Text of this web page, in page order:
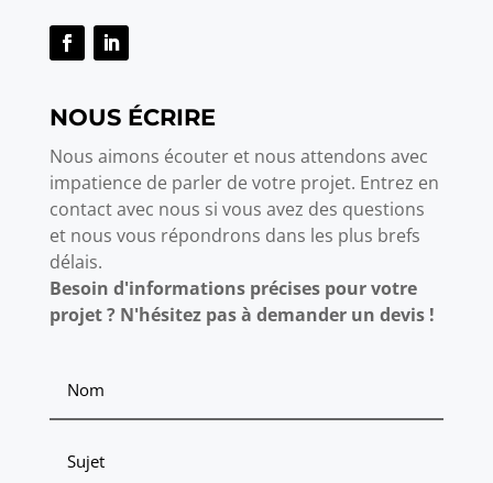
NOUS ÉCRIRE
Nous aimons écouter et nous attendons avec
impatience de parler de votre projet. Entrez en
contact avec nous si vous avez des questions
et nous vous répondrons dans les plus brefs
délais.
Besoin d'informations précises pour votre
projet ? N'hésitez pas à demander un devis !